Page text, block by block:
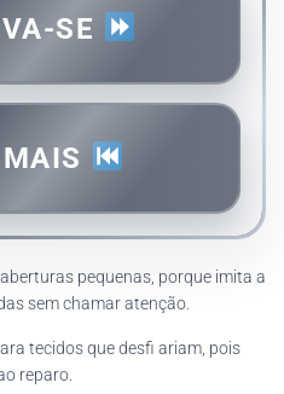
SE
pequenas, porque imita a
sem chamar atenção.
tecidos que desfi ariam, pois
reparo.